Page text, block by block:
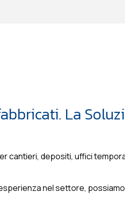
La
cantieri, depositi, uffici
nel settore,